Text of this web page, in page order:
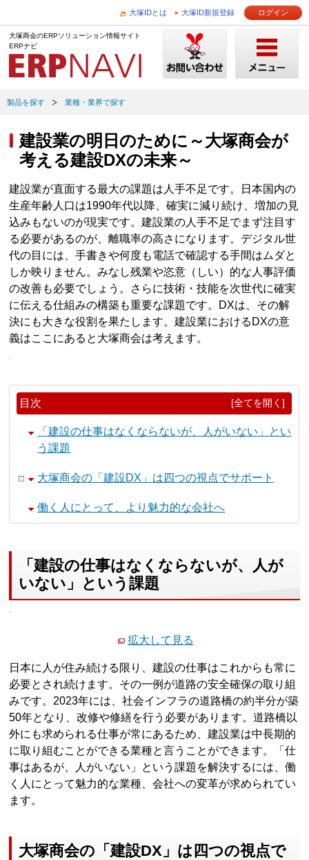
大塚IDとは 大塚ID新規登録 ログイン
大塚商会のERPソリューション情報サイト
ERPナビ
製品を探す 業種・業界で探す
建設業の明日のために～大塚商会が
考える建設DXの未来～
建設業が直面する最大の課題は人手不足です。日本国内の
生産年齢人口は1990年代以降、確実に減り続け、増加の見
込みもないのが現実です。建設業の人手不足でまず注目す
る必要があるのが、離職率の高さになります。デジタル世
代の目には、手書きや何度も電話で確認する手間はムダと
しか映りません。みなし残業や恣意（しい）的な人事評価
の改善も必要でしょう。さらに技術・技能を次世代に確実
に伝える仕組みの構築も重要な課題です。DXは、その解
決にも大きな役割を果たします。建設業におけるDXの意
義はここにあると大塚商会は考えます。
目次 [全てを開く]
「建設の仕事はなくならないが、人がいない」とい
う課題
大塚商会の「建設DX」は四つの視点でサポート
働く人にとって、より魅力的な会社へ
「建設の仕事はなくならないが、人が
いない」という課題
拡大して見る
日本に人が住み続ける限り、建設の仕事はこれからも常に
必要とされ続けます。その一例が道路の安全確保の取り組
みです。2023年には、社会インフラの道路橋の約半分が築
50年となり、改修や修繕を行う必要があります。道路橋以
外にも求められる仕事が常にあるため、建設業は中長期的
に取り組むことができる業種と言うことができます。「仕
事はあるが、人がいない」という課題を解決するには、働
く人にとって魅力的な業種、会社への変革が求められてい
ます。
大塚商会の「建設DX」は四つの視点で